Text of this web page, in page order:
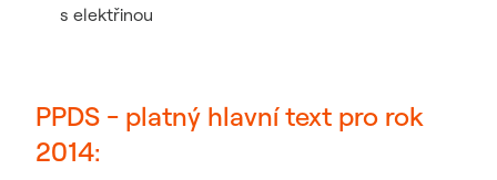
s elektřinou
PPDS - platný hlavní text pro rok
2014: